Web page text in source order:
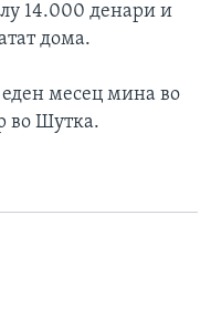
14.000 денари и
дома.
месец мина во
во Шутка.